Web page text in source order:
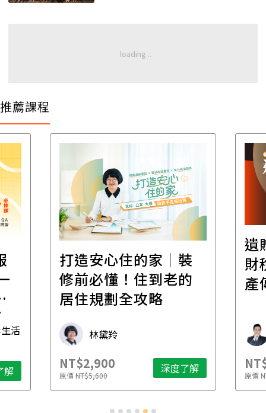
推薦課程
活
解
打造安心住的家｜裝
修前必懂！住到老的
居住規劃全攻略
林黛羚
NT$2,900
原價NT$5,600 深度了解
遺
財
產
原價